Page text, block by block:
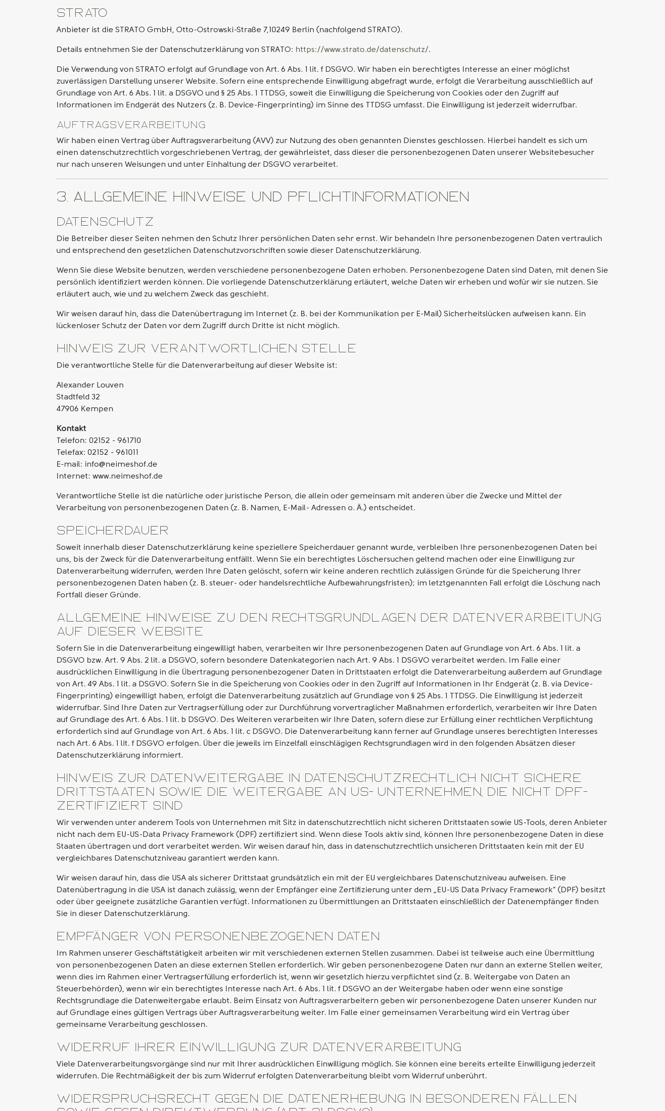
Strato
Anbieter ist die STRATO GmbH, Otto-Ostrowski-Straße 7,10249 Berlin (nachfolgend STRATO).
Details entnehmen Sie der Datenschutzerklärung von STRATO: https://www.strato.de/datenschutz/.
Die Verwendung von STRATO erfolgt auf Grundlage von Art. 6 Abs. 1 lit. f DSGVO. Wir haben ein berechtigtes Interesse an einer möglichst
zuverlässigen Darstellung unserer Website. Sofern eine entsprechende Einwilligung abgefragt wurde, erfolgt die Verarbeitung ausschließlich auf
Grundlage von Art. 6 Abs. 1 lit. a DSGVO und § 25 Abs. 1 TTDSG, soweit die Einwilligung die Speicherung von Cookies oder den Zugriff auf
Informationen im Endgerät des Nutzers (z. B. Device-Fingerprinting) im Sinne des TTDSG umfasst. Die Einwilligung ist jederzeit widerrufbar.
Auftragsverarbeitung
Wir haben einen Vertrag über Auftragsverarbeitung (AVV) zur Nutzung des oben genannten Dienstes geschlossen. Hierbei handelt es sich um
einen datenschutzrechtlich vorgeschriebenen Vertrag, der gewährleistet, dass dieser die personenbezogenen Daten unserer Websitebesucher
nur nach unseren Weisungen und unter Einhaltung der DSGVO verarbeitet.
3. Allgemeine Hinweise und Pflicht­informationen
Datenschutz
Die Betreiber dieser Seiten nehmen den Schutz Ihrer persönlichen Daten sehr ernst. Wir behandeln Ihre personenbezogenen Daten vertraulich
und entsprechend den gesetzlichen Datenschutzvorschriften sowie dieser Datenschutzerklärung.
Wenn Sie diese Website benutzen, werden verschiedene personenbezogene Daten erhoben. Personenbezogene Daten sind Daten, mit denen Sie
persönlich identifiziert werden können. Die vorliegende Datenschutzerklärung erläutert, welche Daten wir erheben und wofür wir sie nutzen. Sie
erläutert auch, wie und zu welchem Zweck das geschieht.
Wir weisen darauf hin, dass die Datenübertragung im Internet (z. B. bei der Kommunikation per E-Mail) Sicherheitslücken aufweisen kann. Ein
lückenloser Schutz der Daten vor dem Zugriff durch Dritte ist nicht möglich.
Hinweis zur verantwortlichen Stelle
Die verantwortliche Stelle für die Datenverarbeitung auf dieser Website ist:
Alexander Louven
Stadtfeld 32
47906 Kempen
Kontakt
Telefon: 02152 - 961710
Telefax: 02152 - 961011
E-mail: info@neimeshof.de
Internet: www.neimeshof.de
Verantwortliche Stelle ist die natürliche oder juristische Person, die allein oder gemeinsam mit anderen über die Zwecke und Mittel der
Verarbeitung von personenbezogenen Daten (z. B. Namen, E-Mail- Adressen o. Ä.) entscheidet.
Speicherdauer
Soweit innerhalb dieser Datenschutzerklärung keine speziellere Speicherdauer genannt wurde, verbleiben Ihre personenbezogenen Daten bei
uns, bis der Zweck für die Datenverarbeitung entfällt. Wenn Sie ein berechtigtes Löschersuchen geltend machen oder eine Einwilligung zur
Datenverarbeitung widerrufen, werden Ihre Daten gelöscht, sofern wir keine anderen rechtlich zulässigen Gründe für die Speicherung Ihrer
personenbezogenen Daten haben (z. B. steuer- oder handelsrechtliche Aufbewahrungsfristen); im letztgenannten Fall erfolgt die Löschung nach
Fortfall dieser Gründe.
Allgemeine Hinweise zu den Rechtsgrundlagen der Datenverarbeitung
auf dieser Website
Sofern Sie in die Datenverarbeitung eingewilligt haben, verarbeiten wir Ihre personenbezogenen Daten auf Grundlage von Art. 6 Abs. 1 lit. a
DSGVO bzw. Art. 9 Abs. 2 lit. a DSGVO, sofern besondere Datenkategorien nach Art. 9 Abs. 1 DSGVO verarbeitet werden. Im Falle einer
ausdrücklichen Einwilligung in die Übertragung personenbezogener Daten in Drittstaaten erfolgt die Datenverarbeitung außerdem auf Grundlage
von Art. 49 Abs. 1 lit. a DSGVO. Sofern Sie in die Speicherung von Cookies oder in den Zugriff auf Informationen in Ihr Endgerät (z. B. via Device-
Fingerprinting) eingewilligt haben, erfolgt die Datenverarbeitung zusätzlich auf Grundlage von § 25 Abs. 1 TTDSG. Die Einwilligung ist jederzeit
widerrufbar. Sind Ihre Daten zur Vertragserfüllung oder zur Durchführung vorvertraglicher Maßnahmen erforderlich, verarbeiten wir Ihre Daten
auf Grundlage des Art. 6 Abs. 1 lit. b DSGVO. Des Weiteren verarbeiten wir Ihre Daten, sofern diese zur Erfüllung einer rechtlichen Verpflichtung
erforderlich sind auf Grundlage von Art. 6 Abs. 1 lit. c DSGVO. Die Datenverarbeitung kann ferner auf Grundlage unseres berechtigten Interesses
nach Art. 6 Abs. 1 lit. f DSGVO erfolgen. Über die jeweils im Einzelfall einschlägigen Rechtsgrundlagen wird in den folgenden Absätzen dieser
Datenschutzerklärung informiert.
Hinweis zur Datenweitergabe in datenschutzrechtlich nicht sichere
Drittstaaten sowie die Weitergabe an US- Unternehmen, die nicht DPF-
zertifiziert sind
Wir verwenden unter anderem Tools von Unternehmen mit Sitz in datenschutzrechtlich nicht sicheren Drittstaaten sowie US-Tools, deren Anbieter
nicht nach dem EU-US-Data Privacy Framework (DPF) zertifiziert sind. Wenn diese Tools aktiv sind, können Ihre personenbezogene Daten in diese
Staaten übertragen und dort verarbeitet werden. Wir weisen darauf hin, dass in datenschutzrechtlich unsicheren Drittstaaten kein mit der EU
vergleichbares Datenschutzniveau garantiert werden kann.
Wir weisen darauf hin, dass die USA als sicherer Drittstaat grundsätzlich ein mit der EU vergleichbares Datenschutzniveau aufweisen. Eine
Datenübertragung in die USA ist danach zulässig, wenn der Empfänger eine Zertifizierung unter dem „EU-US Data Privacy Framework“ (DPF) besitzt
oder über geeignete zusätzliche Garantien verfügt. Informationen zu Übermittlungen an Drittstaaten einschließlich der Datenempfänger finden
Sie in dieser Datenschutzerklärung.
Empfänger von personenbezogenen Daten
Im Rahmen unserer Geschäftstätigkeit arbeiten wir mit verschiedenen externen Stellen zusammen. Dabei ist teilweise auch eine Übermittlung
von personenbezogenen Daten an diese externen Stellen erforderlich. Wir geben personenbezogene Daten nur dann an externe Stellen weiter,
wenn dies im Rahmen einer Vertragserfüllung erforderlich ist, wenn wir gesetzlich hierzu verpflichtet sind (z. B. Weitergabe von Daten an
Steuerbehörden), wenn wir ein berechtigtes Interesse nach Art. 6 Abs. 1 lit. f DSGVO an der Weitergabe haben oder wenn eine sonstige
Rechtsgrundlage die Datenweitergabe erlaubt. Beim Einsatz von Auftragsverarbeitern geben wir personenbezogene Daten unserer Kunden nur
auf Grundlage eines gültigen Vertrags über Auftragsverarbeitung weiter. Im Falle einer gemeinsamen Verarbeitung wird ein Vertrag über
gemeinsame Verarbeitung geschlossen.
Widerruf Ihrer Einwilligung zur Datenverarbeitung
Viele Datenverarbeitungsvorgänge sind nur mit Ihrer ausdrücklichen Einwilligung möglich. Sie können eine bereits erteilte Einwilligung jederzeit
widerrufen. Die Rechtmäßigkeit der bis zum Widerruf erfolgten Datenverarbeitung bleibt vom Widerruf unberührt.
Widerspruchsrecht gegen die Datenerhebung in besonderen Fällen